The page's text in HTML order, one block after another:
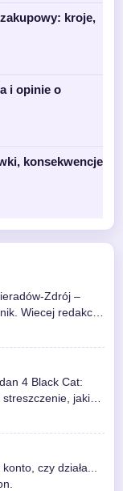
kroje,
i opinie o
konsekwencje
Zdrój –
Wiecej redakcji
4 Black Cat:
jakie
czy działa...